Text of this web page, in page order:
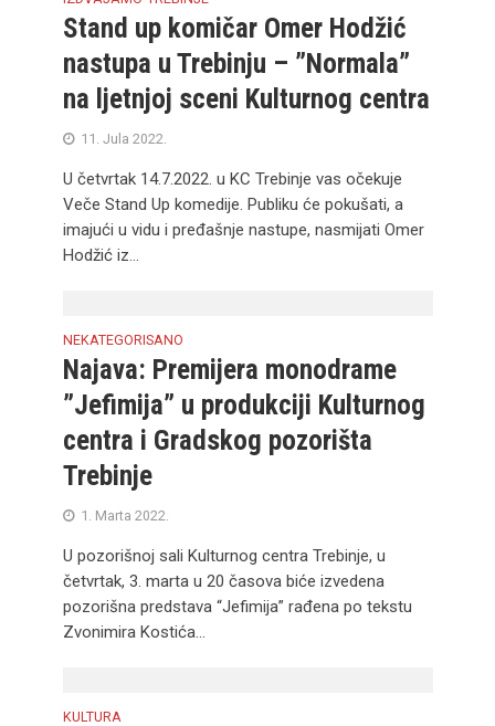
Stand up komičar Omer Hodžić
nastupa u Trebinju – ”Normala”
na ljetnjoj sceni Kulturnog centra
11. Jula 2022.
U četvrtak 14.7.2022. u KC Trebinje vas očekuje
Veče Stand Up komedije. Publiku će pokušati, a
imajući u vidu i pređašnje nastupe, nasmijati Omer
Hodžić iz...
NEKATEGORISANO
Najava: Premijera monodrame
”Jefimija” u produkciji Kulturnog
centra i Gradskog pozorišta
Trebinje
1. Marta 2022.
U pozorišnoj sali Kulturnog centra Trebinje, u
četvrtak, 3. marta u 20 časova biće izvedena
pozorišna predstava “Jefimija” rađena po tekstu
Zvonimira Kostića...
KULTURA